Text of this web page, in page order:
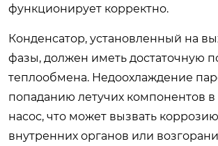
функционирует корректно.
Конденсатор, установленный на
фазы, должен иметь достаточную
теплообмена. Недоохлаждение
попаданию летучих компонентов
насос, что может вызвать
внутренних органов или